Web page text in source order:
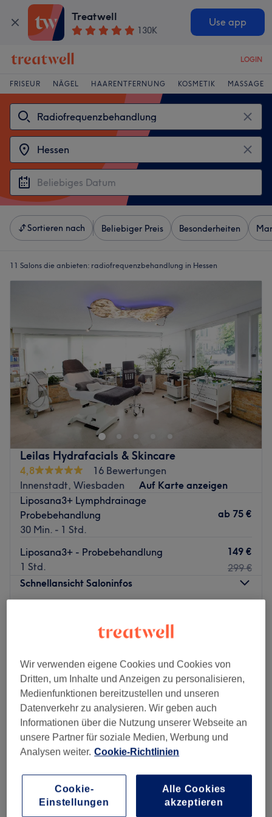
Treatwell
130K
Use app
LOGIN
FRISEUR NÄGEL HAARENTFERNUNG KOSMETIK MASSAGE
Sortieren nach Beliebiger Preis Besonderheiten
11 Salons die anbieten: radiofrequenzbehandlung in Hessen
Leilas Hydrafacials & Skincare
4,8
16 Bewertungen
Innenstadt, Wiesbaden
Auf Karte anzeigen
Liposana3+ Lymphdrainage
Probebehandlung
30 Min. - 1 Std.
ab 75 €
Liposana3+ - Probebehandlung
1 Std.
149 €
299 €
Schnellansicht Saloninfos
Donnerstag
09:30– 20:00
Freitag
09:30–20:00
Samstag
10:00–16:00
Sonntag
Geschlossen
Für ein strahlendes Hautbild und ein strafferes und
schlankeres Körperempfinden haben wir in Wiesbaden
Skincare. Hier wird das Beste aus deiner Schönheit
herausgeholt.
Your Skinbar
Wir verwenden eigene Cookies und Cookies von
Dritten, um Inhalte und Anzeigen zu personalisieren,
Medienfunktionen bereitzustellen und unseren
Datenverkehr zu analysieren. Wir geben auch
Informationen über die Nutzung unserer Webseite an
unsere Partner für soziale Medien, Werbung und
Analysen weiter. Cookie-Richtlinien
Cookie-
Einstellungen
Alle Cookies
akzeptieren